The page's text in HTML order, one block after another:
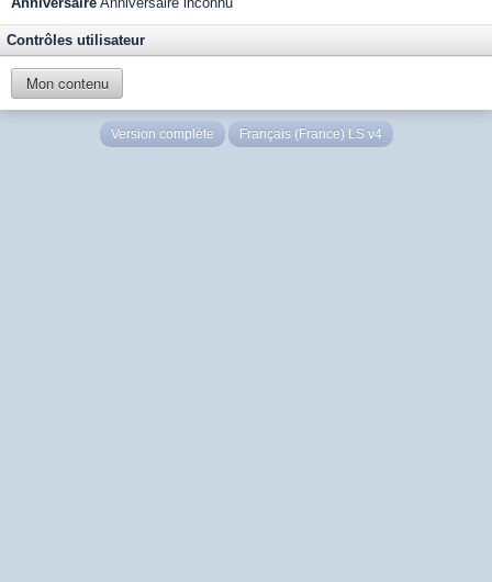
Contrôles utilisateur
Mon contenu
Version complète Français (France) LS v4